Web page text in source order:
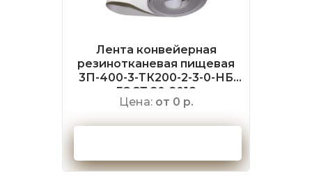
Лента конвейерная
резинотканевая пищевая
3П-400-3-ТК200-2-3-0-НБ
ГОСТ 20-2018
Цена: от 0 р.